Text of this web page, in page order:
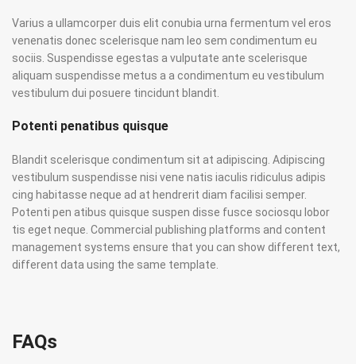
Varius a ullamcorper duis elit conubia urna fermentum vel eros
venenatis donec scelerisque nam leo sem condimentum eu
sociis. Suspendisse egestas a vulputate ante scelerisque
aliquam suspendisse metus a a condimentum eu vestibulum
vestibulum dui posuere tincidunt blandit.
Potenti penatibus quisque
Blandit scelerisque condimentum sit at adipiscing. Adipiscing
vestibulum suspendisse nisi vene natis iaculis ridiculus adipis
cing habitasse neque ad at hendrerit diam facilisi semper.
Potenti pen atibus quisque suspen disse fusce sociosqu lobor
tis eget neque. Commercial publishing platforms and content
management systems ensure that you can show different text,
different data using the same template.
FAQs